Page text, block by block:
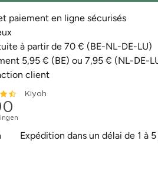
paiement en ligne sécurisés
à partir de 70 € (BE-NL-DE-LU)
5,95 € (BE) ou 7,95 € (NL-DE-
client
Expédition dans un délai de 1 à